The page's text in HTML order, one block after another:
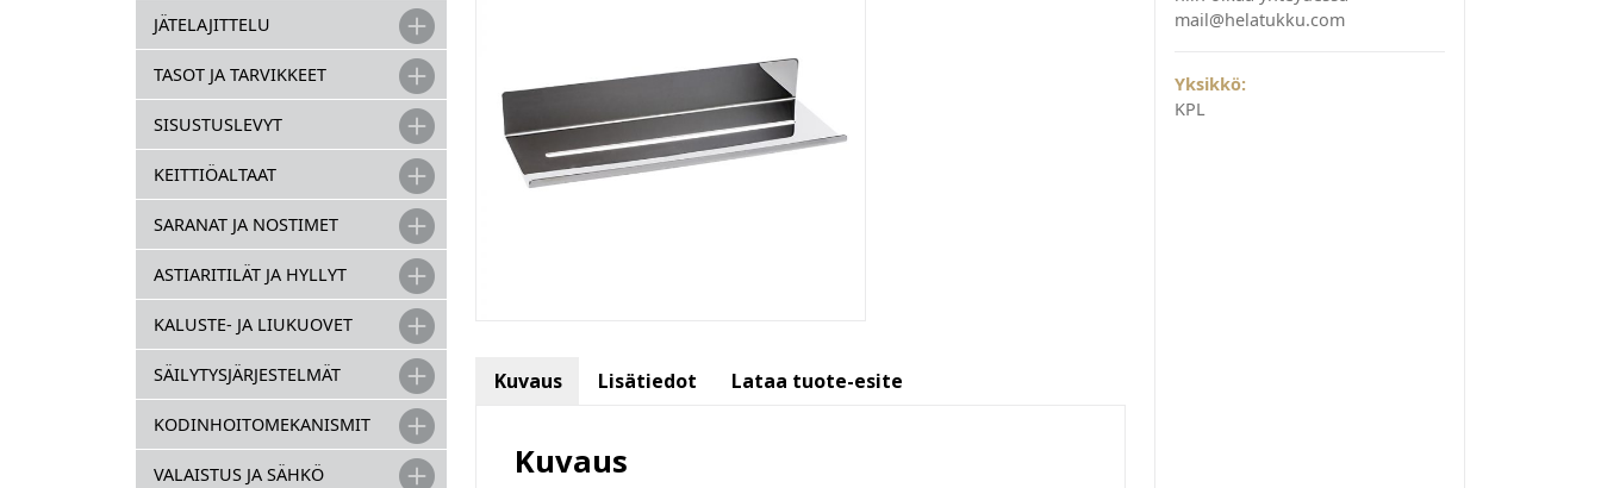
JÄTELAJITTELU
TASOT JA TARVIKKEET
SISUSTUSLEVYT
KEITTIÖALTAAT
SARANAT JA NOSTIMET
ASTIARITILÄT JA HYLLYT
KALUSTE- JA LIUKUOVET
SÄILYTYSJÄRJESTELMÄT
KODINHOITOMEKANISMIT
VALAISTUS JA SÄHKÖ
Kuvaus Lisätiedot Lataa tuote-esite
Kuvaus
mail@helatukku.com
Yksikkö:
KPL